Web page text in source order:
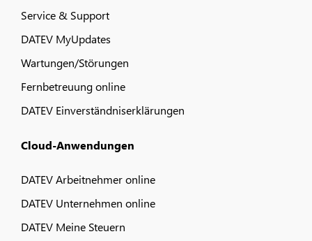
Service & Support
DATEV MyUpdates
Wartungen/Störungen
Fernbetreuung online
DATEV Einverständniserklärungen
Cloud-Anwendungen
DATEV Arbeitnehmer online
DATEV Unternehmen online
DATEV Meine Steuern